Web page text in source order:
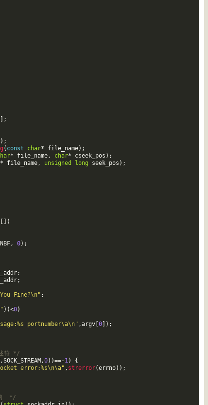
;
) ;
( const char* file_name) ;
* file_name, char* cseek_pos ) ;
* file_name, unsigned long seek_pos ) ;
)
, 0) ;
;
;
Fine?\n" ;
) )<0)
portnumber\a\n" ,argv 0 ) ;
符 */
,SOCK_STREAM ,0) )==-1)
{
error:%s\n\a" , strerror(errno) ) ;
*/